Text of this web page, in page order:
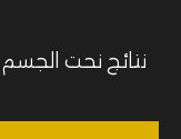
نتائج نحت